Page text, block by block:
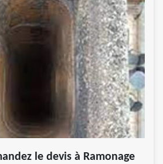
le devis à Ramonage